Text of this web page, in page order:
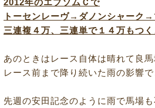
2012年のエプソムＣで
トーセンレーヴ→ダノンシャーク
三連複４万、三連単で１４万もつ
あのときはレース自体は晴れて良
レース前まで降り続いた雨の影響
先週の安田記念のように雨で馬場も